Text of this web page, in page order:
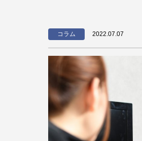
コラム 2022.07.07